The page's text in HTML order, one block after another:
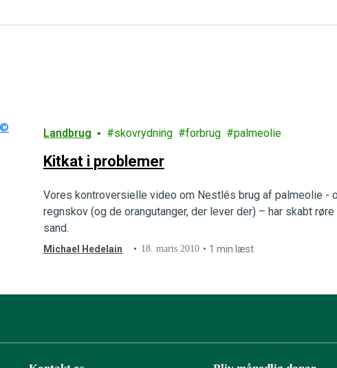
Landbrug skovrydning forbrug palmeolie
Kitkat i problemer
Vores kontroversielle video om Nestlés brug af palmeolie
regnskov (og de orangutanger, der lever der) – har skabt
sand.
Michael Hedelain 18. marts 2010 1 min læst